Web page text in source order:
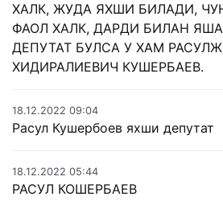
ХАЛК, ЖУДА ЯХШИ БИЛАДИ,
ФАОЛ ХАЛК, ДАРДИ БИЛАН
ДЕПУТАТ БУЛСА У ХАМ
ХИДИРАЛИЕВИЧ КУШЕРБАЕВ.
18.12.2022 09:04
Расул Кушербоев яхши депутат
18.12.2022 05:44
РАСУЛ КОШЕРБАЕВ